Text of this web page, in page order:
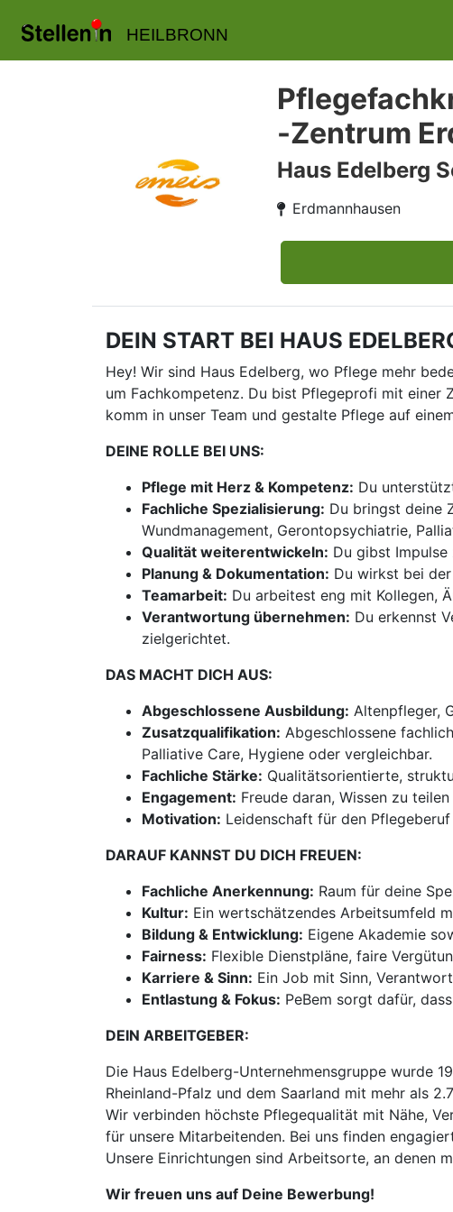
HEILBRONN
-Zentrum
Haus Edelberg
Erdmannhausen
DEIN START BEI HAUS
Hey! Wir sind Haus Edelberg, wo Pflege mehr
um Fachkompetenz. Du bist Pflegeprofi mit einer
komm in unser Team und gestalte Pflege auf
DEINE ROLLE BEI UNS:
Pflege mit Herz & Kompetenz: Du
Fachliche Spezialisierung: Du bringst deine
Wundmanagement, Gerontopsychiatrie,
Qualität weiterentwickeln: Du gibst
Planung & Dokumentation: Du wirkst bei
Teamarbeit: Du arbeitest eng mit Kollegen,
Verantwortung übernehmen: Du erkennst
zielgerichtet.
DAS MACHT DICH AUS:
Abgeschlossene Ausbildung: Altenpfleger,
Zusatzqualifikation: Abgeschlossene
Palliative Care, Hygiene oder vergleichbar.
Fachliche Stärke: Qualitätsorientierte,
Engagement: Freude daran, Wissen zu
Motivation: Leidenschaft für den
DARAUF KANNST DU DICH FREUEN:
Fachliche Anerkennung: Raum für deine
Kultur: Ein wertschätzendes Arbeitsumfeld
Bildung & Entwicklung: Eigene Akademie
Fairness: Flexible Dienstpläne, faire
Karriere & Sinn: Ein Job mit Sinn,
Entlastung & Fokus: PeBem sorgt dafür,
DEIN ARBEITGEBER:
Die Haus Edelberg-Unternehmensgruppe wurde
Rheinland-Pfalz und dem Saarland mit mehr als
Wir verbinden höchste Pflegequalität mit Nähe,
für unsere Mitarbeitenden. Bei uns finden
Unsere Einrichtungen sind Arbeitsorte, an denen
Wir freuen uns auf Deine Bewerbung!